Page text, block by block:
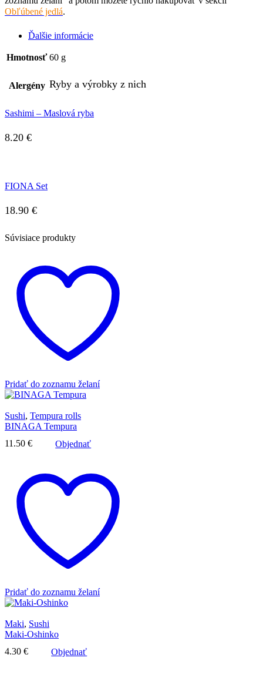
Obľúbené jedlá.
Ďalšie informácie
Hmotnosť 60 g
Alergény Ryby a výrobky z nich
Sashimi – Maslová ryba
8.20 €
FIONA Set
18.90 €
Súvisiace produkty
Pridať do zoznamu želaní
Sushi, Tempura rolls
BINAGA Tempura
11.50 € Objednať
Pridať do zoznamu želaní
Maki, Sushi
Maki-Oshinko
4.30 € Objednať